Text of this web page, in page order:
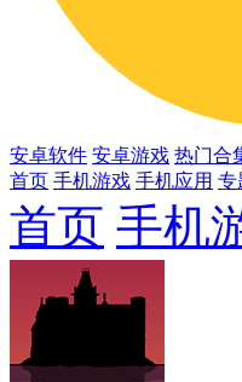
安卓软件 安卓游戏 热门合
首页 手机游戏 手机应用 专
首页 手机